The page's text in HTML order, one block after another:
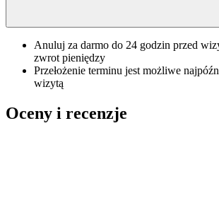
Anuluj za darmo do 24 godzin przed
zwrot pieniędzy
Przełożenie terminu jest możliwe
wizytą
Oceny i recenzje